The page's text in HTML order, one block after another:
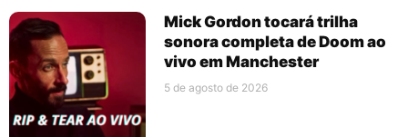
Mick Gordon tocará trilha
sonora completa de Doom ao
vivo em Manchester
5 de agosto de 2026